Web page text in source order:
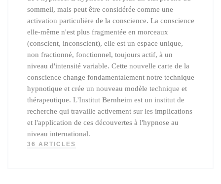
sommeil, mais peut être considérée comme une
activation particulière de la conscience. La conscience
elle-même n'est plus fragmentée en morceaux
(conscient, inconscient), elle est un espace unique,
non fractionné, fonctionnel, toujours actif, à un
niveau d'intensité variable. Cette nouvelle carte de la
conscience change fondamentalement notre technique
hypnotique et crée un nouveau modèle technique et
thérapeutique. L'Institut Bernheim est un institut de
recherche qui travaille activement sur les implications
et l'application de ces découvertes à l'hypnose au
niveau international.
36 ARTICLES